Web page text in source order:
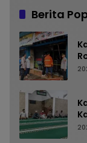
Berita